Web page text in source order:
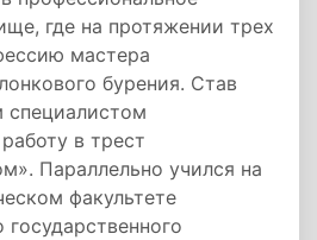
где на протяжении трех
мастера
бурения. Став
в трест
Параллельно учился на
факультете